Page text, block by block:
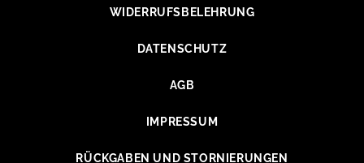
WIDERRUFSBELEHRUNG
DATENSCHUTZ
AGB
IMPRESSUM
RÜCKGABEN UND STORNIERUNGEN